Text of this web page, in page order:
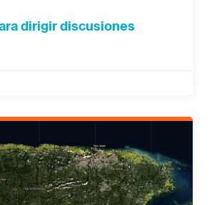
dirigir discusiones